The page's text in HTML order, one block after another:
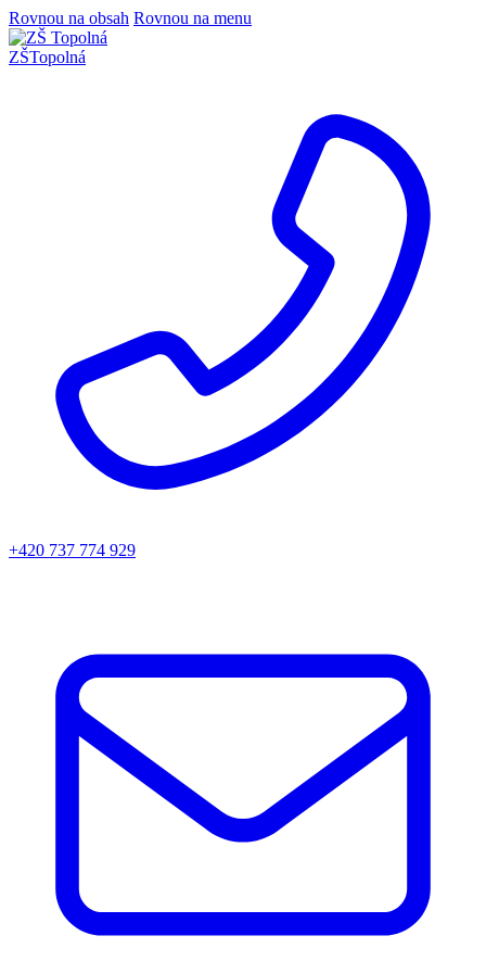
Rovnou na obsah Rovnou na menu
ZŠTopolná
+420 737 774 929